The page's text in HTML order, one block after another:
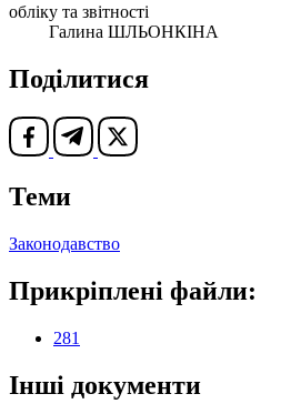
обліку та
Галина ШЛЬОНКІНА
Поділитися
Теми
Законодавство
Прикріплені файли:
281
Інші документи